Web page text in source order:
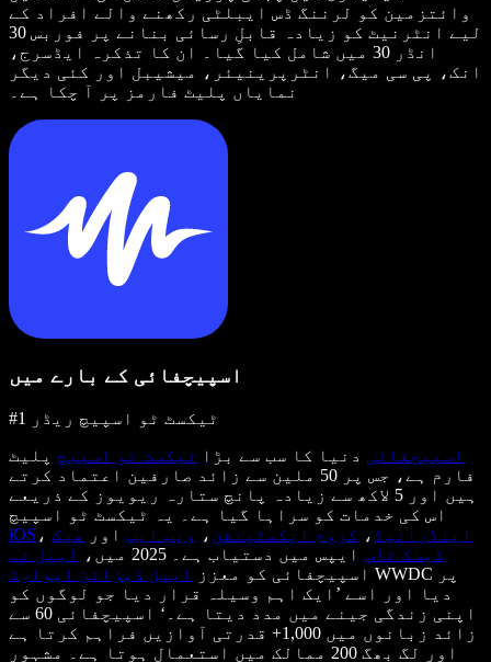
وائتزمین کو لرننگ ڈس ایبلٹی رکھنے والے افراد کے
لیے انٹرنیٹ کو زیادہ قابلِ رسائی بنانے پر فوربس 30
انڈر 30 میں شامل کیا گیا۔ ان کا تذکرہ ایڈسرج،
انک، پی سی میگ، انٹرپرینیئر، میشیبل اور کئی دیگر
نمایاں پلیٹ فارمز پر آ چکا ہے۔
اسپیچفائی کے بارے میں
#1 ٹیکسٹ ٹو اسپیچ ریڈر
اسپیچفائی دنیا کا سب سے بڑا ٹیکسٹ ٹو اسپیچ پلیٹ
فارم ہے، جس پر 50 ملین سے زائد صارفین اعتماد کرتے
ہیں اور 5 لاکھ سے زیادہ پانچ ستارہ ریویوز کے ذریعے
اس کی خدمات کو سراہا گیا ہے۔ یہ ٹیکسٹ ٹو اسپیچ
iOS ، اینڈرائیڈ ، کروم ایکسٹینشن ، ویب ایپ اور
میک
ڈیسک ٹاپ ایپس میں دستیاب ہے۔ 2025 میں،
ایپل نے
اسپیچفائی کو معزز
ایپل ڈیزائن ایوارڈ
WWDC پر
دیا اور اسے ’ایک اہم وسیلہ قرار دیا جو لوگوں کو
اپنی زندگی جینے میں مدد دیتا ہے۔‘ اسپیچفائی 60 سے
زائد زبانوں میں 1,000+ قدرتی آوازیں فراہم کرتا ہے
اور لگ بھگ 200 ممالک میں استعمال ہوتا ہے۔ مشہور